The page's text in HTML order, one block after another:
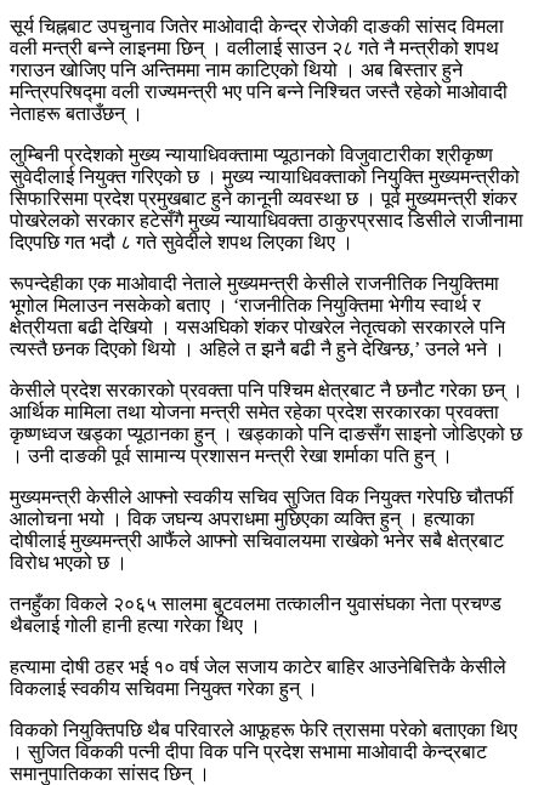
सूर्य चिह्नबाट उपचुनाव जितेर माओवादी केन्द्र रोजेकी दाङकी सांसद विमला
वली मन्त्री बन्ने लाइनमा छिन् । वलीलाई साउन २८ गते नै मन्त्रीको शपथ
गराउन खोजिए पनि अन्तिममा नाम काटिएको थियो । अब बिस्तार हुने
मन्त्रिपरिषद्मा वली राज्यमन्त्री भए पनि बन्ने निश्चित जस्तै रहेको माओवादी
नेताहरू बताउँछन् ।
लुम्बिनी प्रदेशको मुख्य न्यायाधिवक्तामा प्यूठानको विजुवाटारीका श्रीकृष्ण
सुवेदीलाई नियुक्त गरिएको छ । मुख्य न्यायाधिवक्ताको नियुक्ति मुख्यमन्त्रीको
सिफारिसमा प्रदेश प्रमुखबाट हुने कानूनी व्यवस्था छ । पूर्व मुख्यमन्त्री शंकर
पोखरेलको सरकार हटेसँगै मुख्य न्यायाधिवक्ता ठाकुरप्रसाद डिसीले राजीनामा
दिएपछि गत भदौ ८ गते सुवेदीले शपथ लिएका थिए ।
रूपन्देहीका एक माओवादी नेताले मुख्यमन्त्री केसीले राजनीतिक नियुक्तिमा
भूगोल मिलाउन नसकेको बताए । ‘राजनीतिक नियुक्तिमा भेगीय स्वार्थ र
क्षेत्रीयता बढी देखियो । यसअघिको शंकर पोखरेल नेतृत्वको सरकारले पनि
त्यस्तै छनक दिएको थियो । अहिले त झनै बढी नै हुने देखिन्छ,’ उनले भने ।
केसीले प्रदेश सरकारको प्रवक्ता पनि पश्चिम क्षेत्रबाट नै छनौट गरेका छन् ।
आर्थिक मामिला तथा योजना मन्त्री समेत रहेका प्रदेश सरकारका प्रवक्ता
कृष्णध्वज खड्का प्यूठानका हुन् । खड्काको पनि दाङसँग साइनो जोडिएको छ
। उनी दाङकी पूर्व सामान्य प्रशासन मन्त्री रेखा शर्माका पति हुन् ।
मुख्यमन्त्री केसीले आफ्नो स्वकीय सचिव सुजित विक नियुक्त गरेपछि चौतर्फी
आलोचना भयो । विक जघन्य अपराधमा मुछिएका व्यक्ति हुन् । हत्याका
दोषीलाई मुख्यमन्त्री आफैंले आफ्नो सचिवालयमा राखेको भनेर सबै क्षेत्रबाट
विरोध भएको छ ।
तनहुँका विकले २०६५ सालमा बुटवलमा तत्कालीन युवासंघका नेता प्रचण्ड
थैबलाई गोली हानी हत्या गरेका थिए ।
हत्यामा दोषी ठहर भई १० वर्ष जेल सजाय काटेर बाहिर आउनेबित्तिकै केसीले
विकलाई स्वकीय सचिवमा नियुक्त गरेका हुन् ।
विकको नियुक्तिपछि थैब परिवारले आफूहरू फेरि त्रासमा परेको बताएका थिए
। सुजित विककी पत्नी दीपा विक पनि प्रदेश सभामा माओवादी केन्द्रबाट
समानुपातिकका सांसद छिन् ।